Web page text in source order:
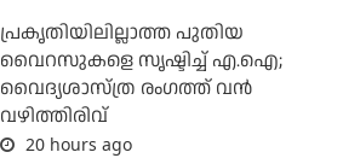
പ്രകൃതിയിലില്ലാത്ത പുതിയ
വൈറസുകളെ സൃഷ്ടിച്ച് എ.ഐ;
വൈദ്യശാസ്ത്ര രംഗത്ത് വന്‍
വഴിത്തിരിവ്
20 hours ago